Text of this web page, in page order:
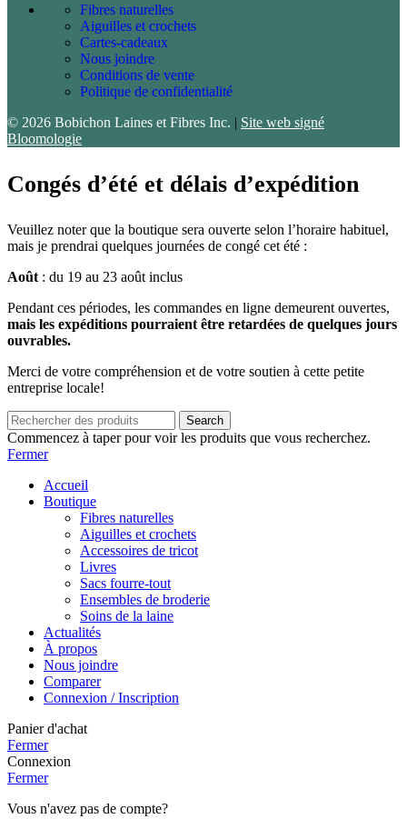
Fibres naturelles
Aiguilles et crochets
Cartes-cadeaux
Nous joindre
Conditions de vente
Politique de confidentialité
© 2026 Bobichon Laines et Fibres Inc. | Site web signé
Bloomologie
Congés d’été et délais d’expédition
Veuillez noter que la boutique sera ouverte selon l’horaire habituel,
mais je prendrai quelques journées de congé cet été :
Août : du 19 au 23 août inclus
Pendant ces périodes, les commandes en ligne demeurent ouvertes,
mais les expéditions pourraient être retardées de quelques jours
ouvrables.
Merci de votre compréhension et de votre soutien à cette petite
entreprise locale!
Search
Commencez à taper pour voir les produits que vous recherchez.
Fermer
Accueil
Boutique
Fibres naturelles
Aiguilles et crochets
Accessoires de tricot
Livres
Sacs fourre-tout
Ensembles de broderie
Soins de la laine
Actualités
À propos
Nous joindre
Comparer
Connexion / Inscription
Panier d'achat
Fermer
Connexion
Fermer
Vous n'avez pas de compte?